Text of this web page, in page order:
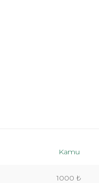
Kamu
1000 ₺